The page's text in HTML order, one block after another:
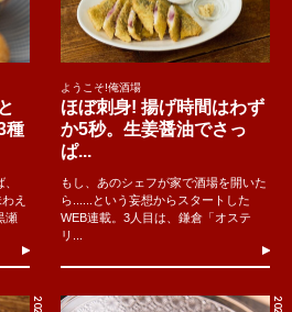
種
え
瀬
ようこそ!俺酒場
ほぼ刺身! 揚げ時間はわず
か5秒。生姜醤油でさっ
ぱ...
もし、あのシェフが家で酒場を開いた
ら......という妄想からスタートした
WEB連載。3人目は、鎌倉「オステ
リ...